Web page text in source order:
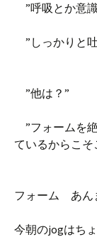
”呼吸とか意
”しっかりと
”他は？”
”フォームを
ているからこそ
フォーム あん
今朝のjogはち